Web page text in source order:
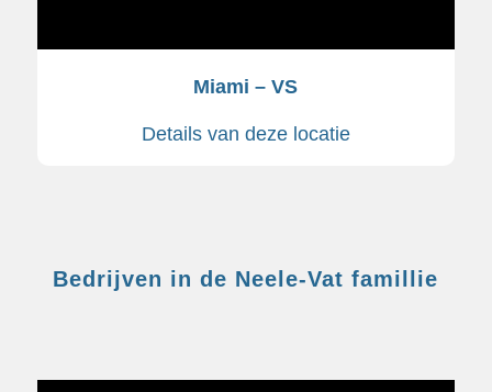
Miami – VS
Details van deze locatie
Bedrijven in de Neele-Vat famillie